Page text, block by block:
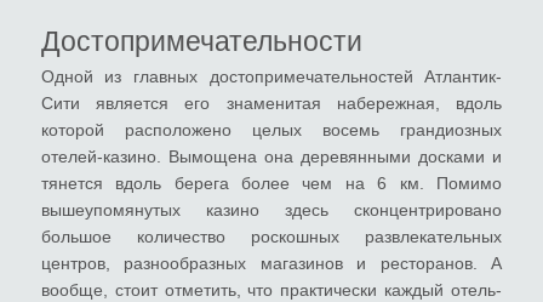
Достопримечательности
Одной из главных достопримечательностей Атлантик-
Сити является его знаменитая набережная, вдоль
которой расположено целых восемь грандиозных
отелей-казино. Вымощена она деревянными досками и
тянется вдоль берега более чем на 6 км. Помимо
вышеупомянутых казино здесь сконцентрировано
большое количество роскошных развлекательных
центров, разнообразных магазинов и ресторанов. А
вообще, стоит отметить, что практически каждый отель-